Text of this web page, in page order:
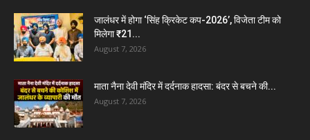
जालंधर में होगा ‘सिंह क्रिकेट कप-2026’, विजेता टीम को
मिलेगा ₹21...
August 7, 2026
माता नैना देवी मंदिर में दर्दनाक हादसा: बंदर से बचने की...
August 7, 2026